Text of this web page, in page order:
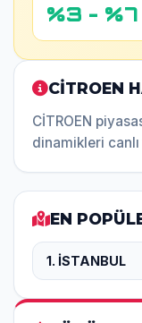
%3 - %7
CİTROEN
CİTROEN
dinamikleri
EN
1. İSTANBUL